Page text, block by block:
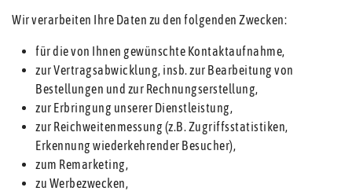
Wir verarbeiten Ihre Daten zu den folgenden Zwecken:
für die von Ihnen gewünschte Kontaktaufnahme,
zur Vertragsabwicklung, insb. zur Bearbeitung von
Bestellungen und zur Rechnungserstellung,
zur Erbringung unserer Dienstleistung,
zur Reichweitenmessung (z.B. Zugriffsstatistiken,
Erkennung wiederkehrender Besucher),
zum Remarketing,
zu Werbezwecken,